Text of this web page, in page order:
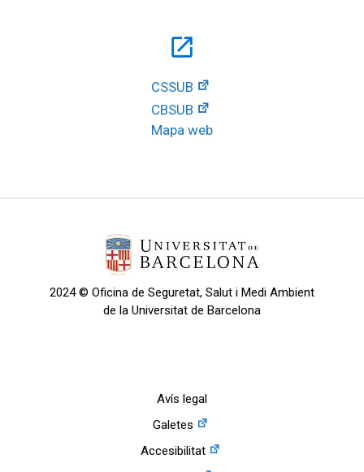
open_in_new
CSSUB
CBSUB
Mapa web
2024 © Oficina de Seguretat, Salut i Medi Ambient
de la Universitat de Barcelona
Avís legal
Galetes
Accesibilitat